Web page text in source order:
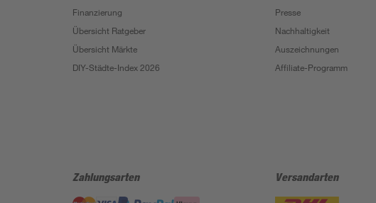
Finanzierung
Übersicht Ratgeber
Übersicht Märkte
DIY-Städte-Index 2026
Presse
Nachhaltigkeit
Auszeichnungen
Affiliate-Programm
Zahlungsarten Versandarten